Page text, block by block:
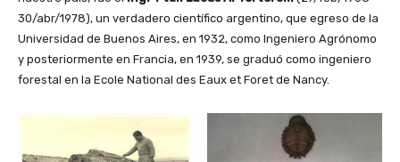
30/abr/1978), un verdadero científico argentino, que egreso de la
Universidad de Buenos Aires, en 1932, como Ingeniero Agrónomo
y posteriormente en Francia, en 1939, se graduó como ingeniero
forestal en la Ecole National des Eaux et Foret de Nancy.